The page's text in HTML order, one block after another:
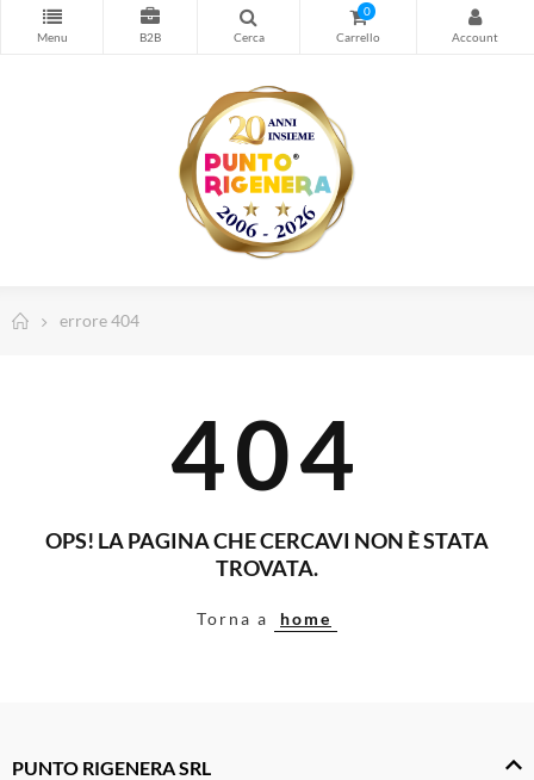
Stampa
Forniture Magazzino e Sicurezza
Computer e Informatica
Arredamento Casa e Ufficio
Cura della persona
Giochi e Idee Regalo
0
errore 404
404
OPS! LA PAGINA CHE CERCAVI NON È STATA
TROVATA.
Torna a home
PUNTO RIGENERA SRL